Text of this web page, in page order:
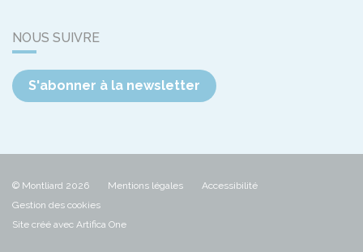
NOUS SUIVRE
S'abonner à la newsletter
© Montliard 2026 Mentions légales
Accessibilité
Gestion des cookies
Site créé avec Artifica One